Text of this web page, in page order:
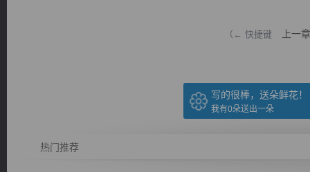
（← 快捷键 上一章
写的很棒，送朵鲜花！
我有0朵送出一朵
热门推荐